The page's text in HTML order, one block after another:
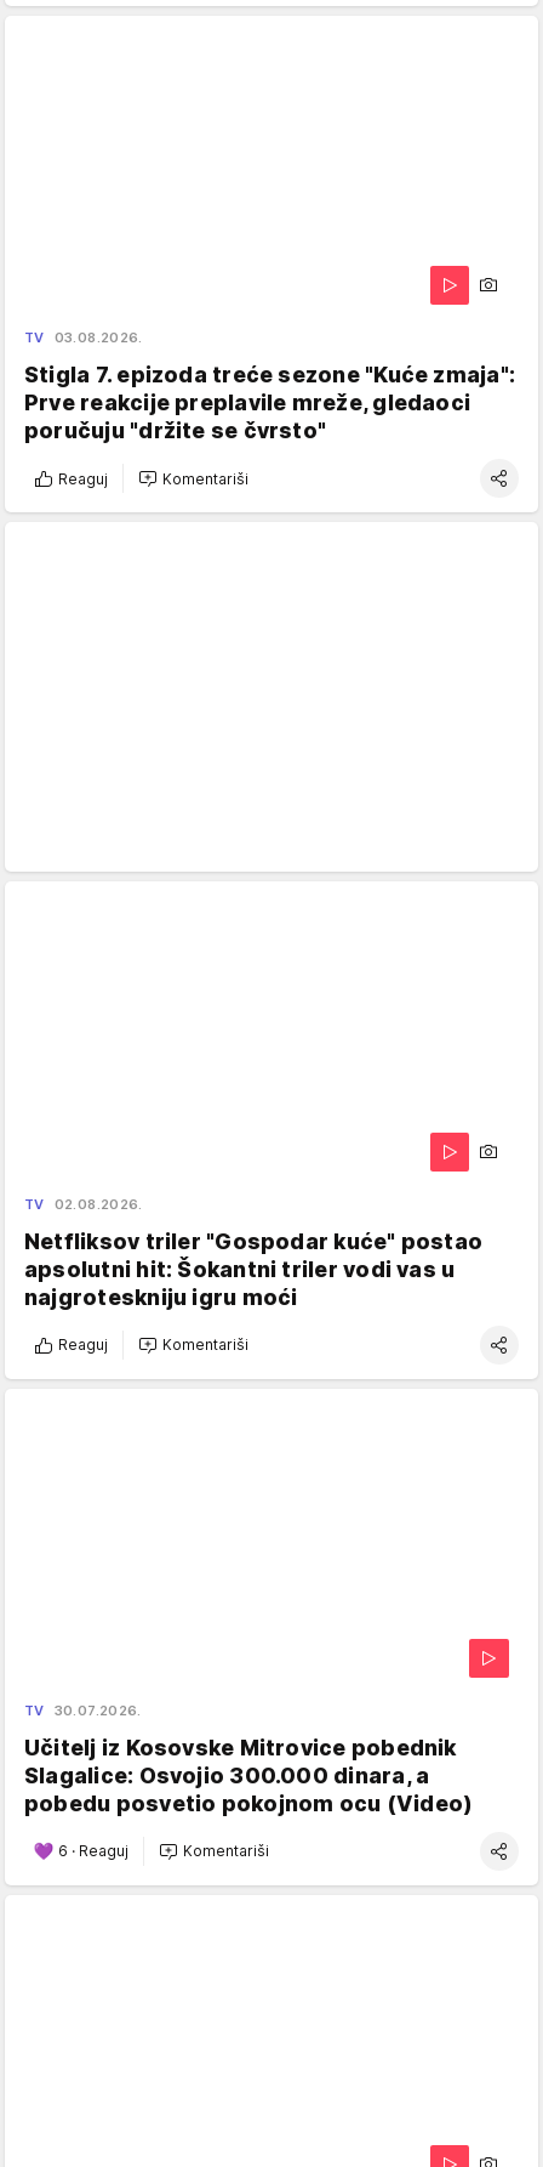
TV 03.08.2026.
Stigla 7. epizoda treće sezone "Kuće zmaja":
Prve reakcije preplavile mreže, gledaoci
poručuju "držite se čvrsto"
Reaguj Komentariši
TV 02.08.2026.
Netfliksov triler "Gospodar kuće" postao
apsolutni hit: Šokantni triler vodi vas u
najgroteskniju igru moći
Reaguj Komentariši
TV 30.07.2026.
Učitelj iz Kosovske Mitrovice pobednik
Slagalice: Osvojio 300.000 dinara, a
pobedu posvetio pokojnom ocu (Video)
6 · Reaguj Komentariši